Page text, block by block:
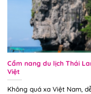
Cẩm nang du lịch Thái
Việt
Không quá xa Việt Nam,